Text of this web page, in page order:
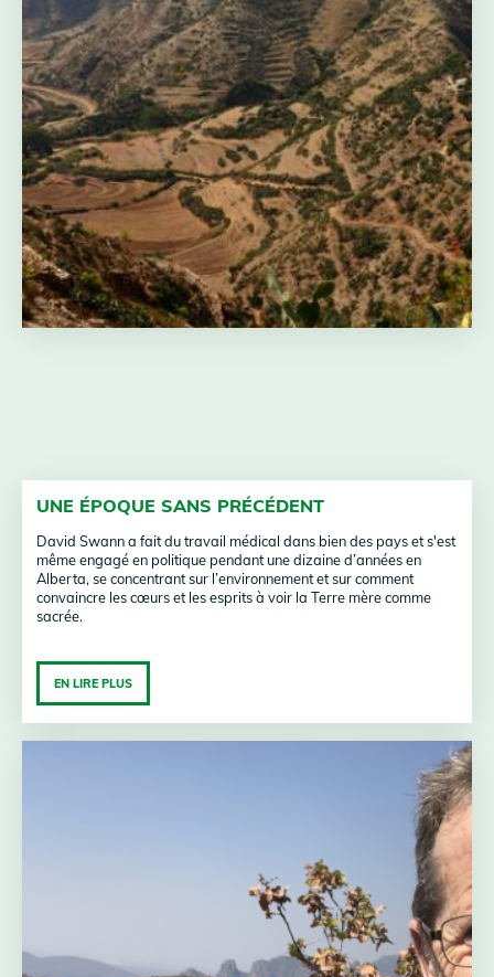
UNE ÉPOQUE SANS PRÉCÉDENT
David Swann a fait du travail médical dans bien des pays et s'est
même engagé en politique pendant une dizaine d’années en
Alberta, se concentrant sur l’environnement et sur comment
convaincre les cœurs et les esprits à voir la Terre mère comme
sacrée.
EN LIRE PLUS